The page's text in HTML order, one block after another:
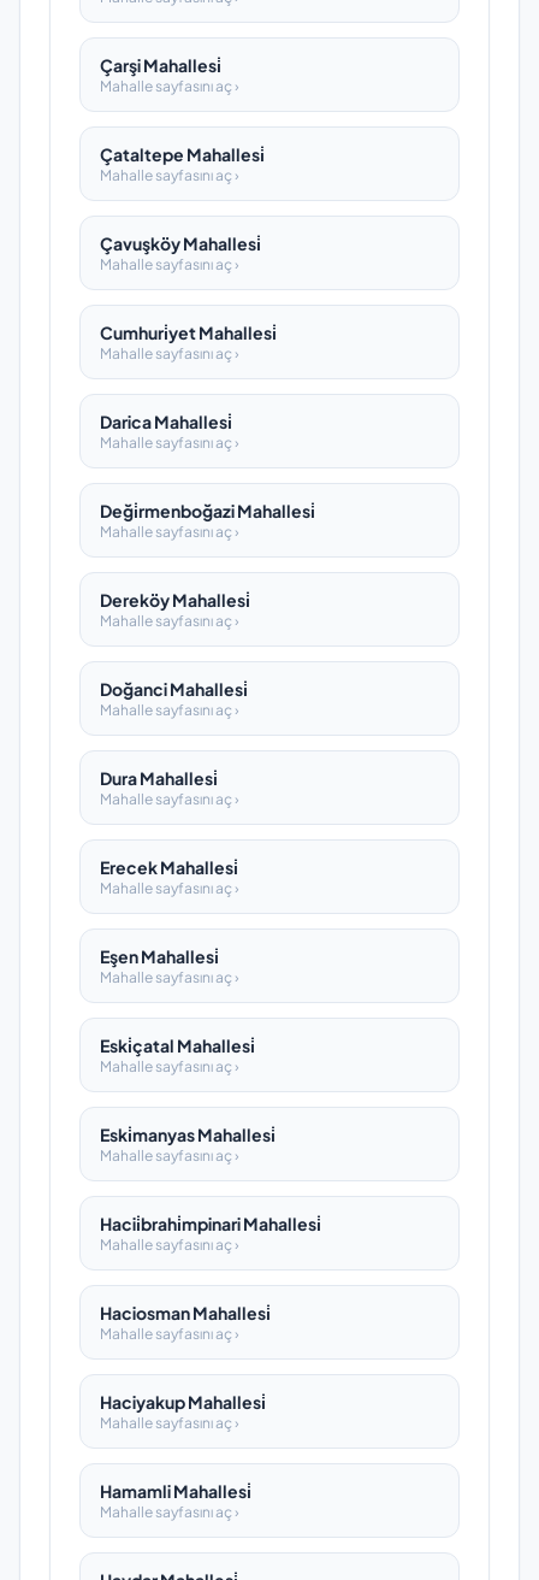
Çarşi Mahallesi̇
Mahalle sayfasını aç ›
Çataltepe Mahallesi̇
Mahalle sayfasını aç ›
Çavuşköy Mahallesi̇
Mahalle sayfasını aç ›
Cumhuri̇yet Mahallesi̇
Mahalle sayfasını aç ›
Darica Mahallesi̇
Mahalle sayfasını aç ›
Deği̇rmenboğazi Mahallesi̇
Mahalle sayfasını aç ›
Dereköy Mahallesi̇
Mahalle sayfasını aç ›
Doğanci Mahallesi̇
Mahalle sayfasını aç ›
Dura Mahallesi̇
Mahalle sayfasını aç ›
Erecek Mahallesi̇
Mahalle sayfasını aç ›
Eşen Mahallesi̇
Mahalle sayfasını aç ›
Eski̇çatal Mahallesi̇
Mahalle sayfasını aç ›
Eski̇manyas Mahallesi̇
Mahalle sayfasını aç ›
Hacii̇brahi̇mpinari Mahallesi̇
Mahalle sayfasını aç ›
Haciosman Mahallesi̇
Mahalle sayfasını aç ›
Haciyakup Mahallesi̇
Mahalle sayfasını aç ›
Hamamli Mahallesi̇
Mahalle sayfasını aç ›